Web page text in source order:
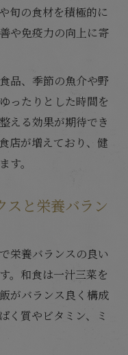
力発見
室の楽しみ方
の栄養と美味し
室の選び方のヒ
整うリラックス
室の空間の工夫点
らす健康への効
旬の食材を積極的に
や免疫力の向上に寄
品、季節の魚介や野
ったりとした時間を
える効果が期待でき
店が増えており、健
す。
スと栄養バラン
栄養バランスの良い
。和食は一汁三菜を
がバランス良く構成
く質やビタミン、ミ